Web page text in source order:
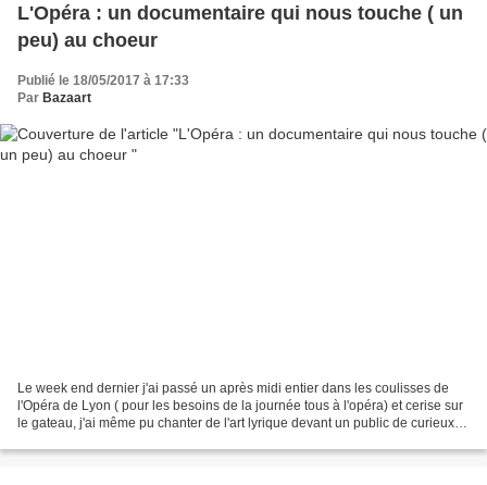
L'Opéra : un documentaire qui nous touche ( un
peu) au choeur
Publié le 18/05/2017 à 17:33
Par Bazaart
Le week end dernier j'ai passé un après midi entier dans les coulisses de
l'Opéra de Lyon ( pour les besoins de la journée tous à l'opéra) et cerise sur
le gateau, j'ai même pu chanter de l'art lyrique devant un public de curieux,